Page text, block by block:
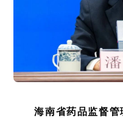
海南省药品监督